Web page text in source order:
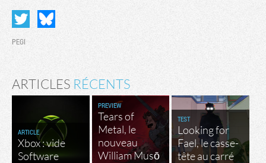
PEGI
ARTICLES RÉCENTS
ARTICLE
Xbox : vide
Software
PREVIEW
Tears of
Metal, le
nouveau
William Musō
TEST
Looking for
Fael, le casse-
tête au carré